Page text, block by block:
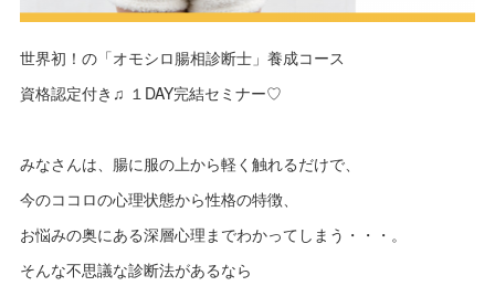
世界初！の「オモシロ腸相診断士」養成コース
資格認定付き♫ １DAY完結セミナー♡
みなさんは、腸に服の上から軽く触れるだけで、
今のココロの心理状態から性格の特徴、
お悩みの奥にある深層心理までわかってしまう・・・。
そんな不思議な診断法があるなら